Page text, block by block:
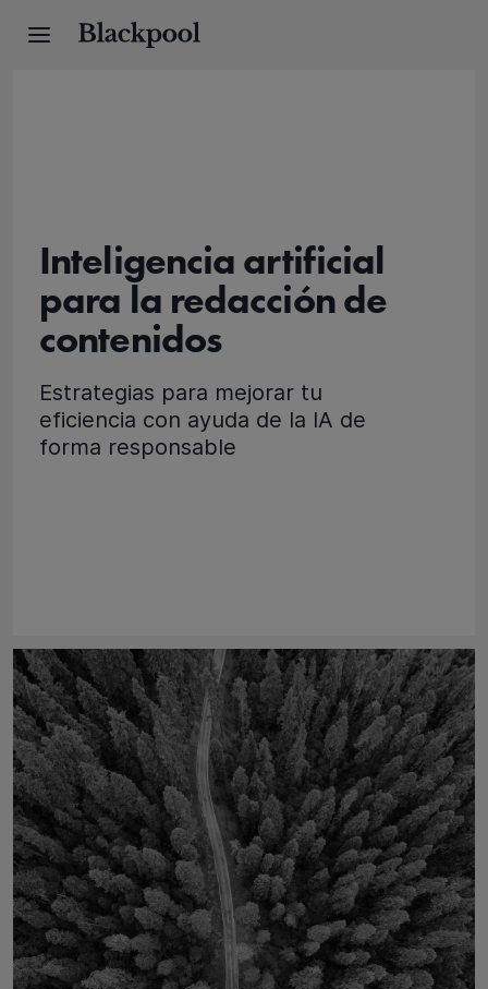
Inteligencia artificial
para la redacción de
contenidos
Estrategias para mejorar tu
eficiencia con ayuda de la IA de
forma responsable